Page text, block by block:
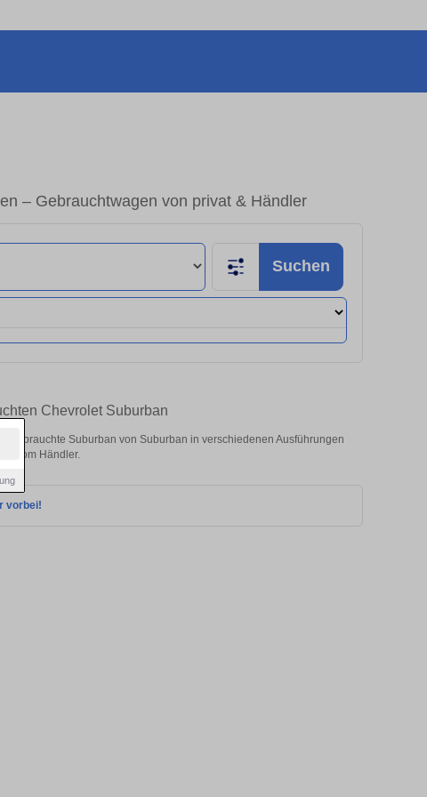
– Gebrauchtwagen von privat & Händler
Suchen
Chevrolet Suburban
gebrauchte Suburban von Suburban in verschiedenen Ausführungen
vom Händler.
vorbei!